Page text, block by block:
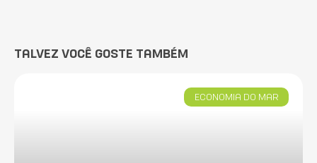
TALVEZ VOCÊ GOSTE TAMBÉM
ECONOMIA DO MAR